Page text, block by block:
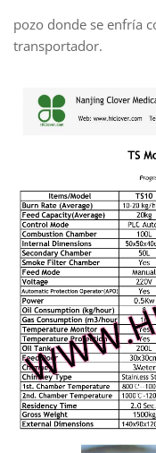
pozo donde se enfría
transportador.